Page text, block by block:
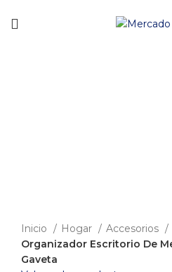
Inicio Hogar
Accesorios
Organizador Escritorio De
Gaveta